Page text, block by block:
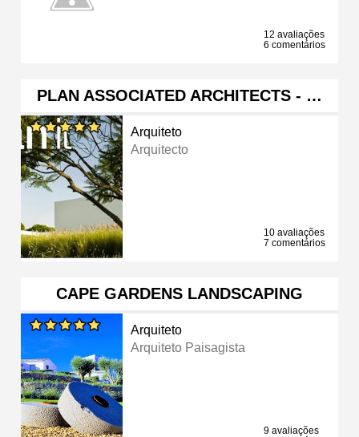
12 avaliações
6 comentários
PLAN ASSOCIATED ARCHITECTS - …
Arquiteto
Arquitecto
10 avaliações
7 comentários
CAPE GARDENS LANDSCAPING
Arquiteto
Arquiteto Paisagista
9 avaliações